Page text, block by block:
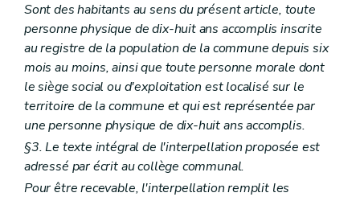
Art. L2131-7
Titre IV La concertation
Chapitre unique
Art. L2141-1
Livre II Les provinces
Titre premier Organisation des provinces
Chapitre premier Dispositions générales
Art. L2211-1
Chapitre II Organes provinciaux
Section première Dispositions générales
Art. L2212-1
Art. L2212-2
Art. L2212-3
Sont des habitants au sens du présent article, toute
personne physique de dix-huit ans accomplis inscrite
au registre de la population de la commune depuis six
mois au moins, ainsi que toute personne morale dont
le siège social ou d'exploitation est localisé sur le
territoire de la commune et qui est représentée par
une personne physique de dix-huit ans accomplis.
§3. Le texte intégral de l'interpellation proposée est
adressé par écrit au collège communal.
Pour être recevable, l'interpellation remplit les